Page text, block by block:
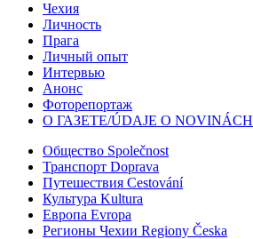
Чехия
Личность
Прага
Личный опыт
Интервью
Анонс
Фоторепортаж
О ГАЗЕТЕ/ÚDAJE O NOVINÁCH
Общество Společnost
Транспорт Doprava
Путешествия Cestování
Культура Kultura
Европа Evropa
Регионы Чехии Regiony Česka